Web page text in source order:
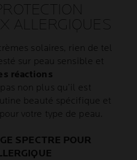
ALLERGIQUES
solaires, rien de tel
sur peau sensible et
réactions
pas non plus qu’il est
beauté spécifique et
votre type de peau.
SPECTRE POUR